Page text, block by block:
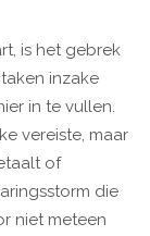
is het gebrek
inzake
in te vullen.
vereiste, maar
of
die
niet meteen